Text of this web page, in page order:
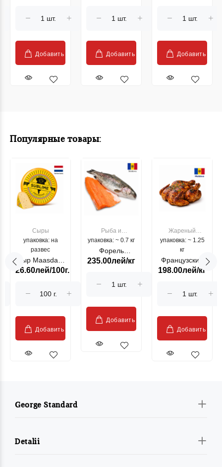
Добавить Добавить Добавить
Популярные товары:
Сыры
упаковка: на
развес
Сыр Maasdam
Sublime Cow
26.60лей/100г.
Добавить
Рыба и
морепродукты
упаковка: ~ 0.7 кг
Форель
лососевая
Moldovenesc"
235.00лей/кг
Добавить
Жареный
цыпленок
упаковка: ~ 1.25
кг
Французский
гриль, кг
198.00лей/кг
Добавить
George Standard
Detalii